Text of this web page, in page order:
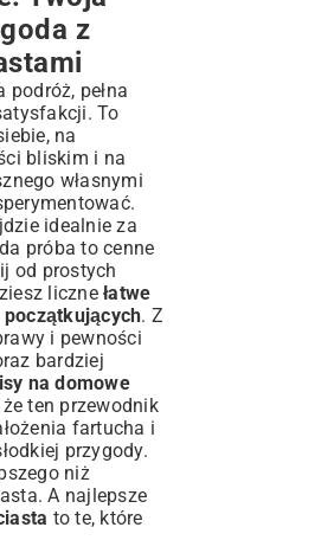
z
podróż, pełna
To
na
bliskim i na
własnymi
idealnie za
próba to cenne
od prostych
liczne łatwe
. Z
i pewności
bardziej
na domowe
ten przewodnik
fartucha i
przygody.
niż
A najlepsze
to te, które